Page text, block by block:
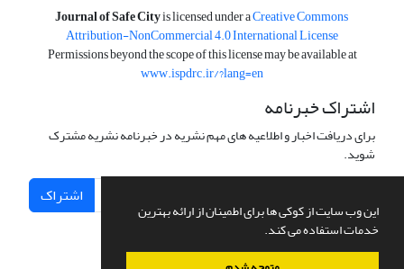
این وب سایت از کوکی ها برای اطمینان از ارائه بهترین
خدمات استفاده می کند.
Journal of Safe City
is licensed under aCreative Commons
Attribution-NonCommercial 4.0 International License
Permissions beyond the scope of this license may be available at
www.ispdrc.ir/?lang=en
اشتراک خبرنامه
برای دریافت اخبار و اطلاعیه های مهم نشریه در خبرنامه نشریه مشترک
شوید.
اشتراک